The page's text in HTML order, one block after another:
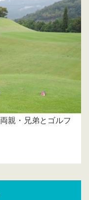
親・兄弟とゴルフ